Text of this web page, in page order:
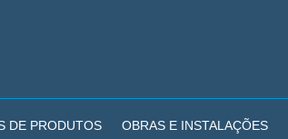
DE PRODUTOS OBRAS E INSTALAÇÕES